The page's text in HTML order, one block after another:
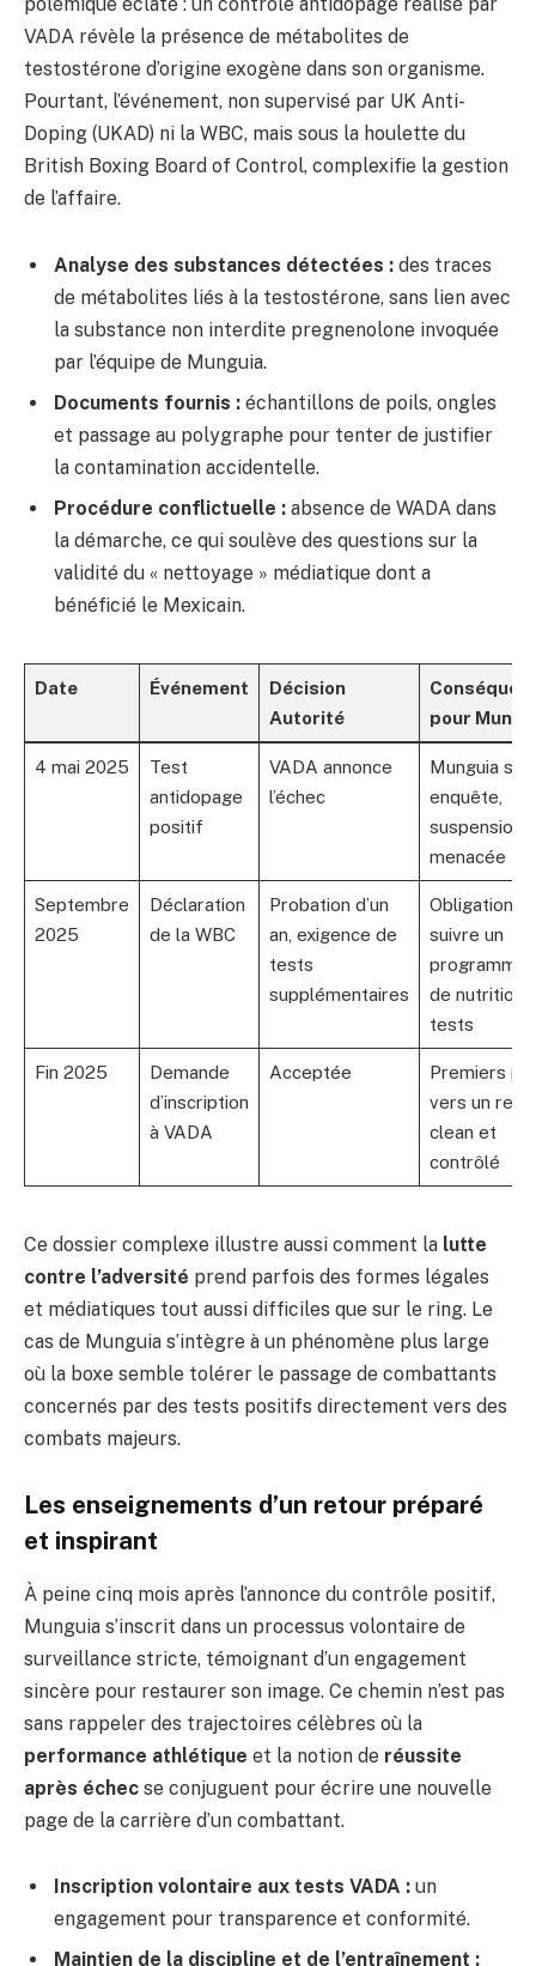
VADA révèle la présence de métabolites de
testostérone d’origine exogène dans son organisme.
Pourtant, l’événement, non supervisé par UK Anti-
Doping (UKAD) ni la WBC, mais sous la houlette du
British Boxing Board of Control, complexifie la gestion
de l’affaire.
Analyse des substances détectées : des traces
de métabolites liés à la testostérone, sans lien avec
la substance non interdite pregnenolone invoquée
par l’équipe de Munguia.
Documents fournis : échantillons de poils, ongles
et passage au polygraphe pour tenter de justifier
la contamination accidentelle.
Procédure conflictuelle : absence de WADA dans
la démarche, ce qui soulève des questions sur la
validité du « nettoyage » médiatique dont a
bénéficié le Mexicain.
Date Événement
Décision
Autorité
pour
4 mai 2025
Test
antidopage
positif
VADA annonce
l’échec
Munguia
enquête,
suspension
menacée
Septembre
2025
Déclaration
de la WBC
Probation d’un
an, exigence de
tests
supplémentaires
Obligation
suivre un
programme
de nutrition
tests
Fin 2025
Demande
d’inscription
à VADA
Acceptée
Premiers
vers un
clean et
contrôlé
Ce dossier complexe illustre aussi comment la lutte
contre l’adversité prend parfois des formes légales
et médiatiques tout aussi difficiles que sur le ring. Le
cas de Munguia s’intègre à un phénomène plus large
où la boxe semble tolérer le passage de combattants
concernés par des tests positifs directement vers des
combats majeurs.
Les enseignements d’un retour préparé
et inspirant
À peine cinq mois après l’annonce du contrôle positif,
Munguia s’inscrit dans un processus volontaire de
surveillance stricte, témoignant d’un engagement
sincère pour restaurer son image. Ce chemin n’est pas
sans rappeler des trajectoires célèbres où la
performance athlétique et la notion de réussite
après échec se conjuguent pour écrire une nouvelle
page de la carrière d’un combattant.
Inscription volontaire aux tests VADA : un
engagement pour transparence et conformité.
Maintien de la discipline et de l’entraînement :